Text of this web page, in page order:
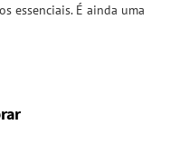
essenciais. É ainda uma